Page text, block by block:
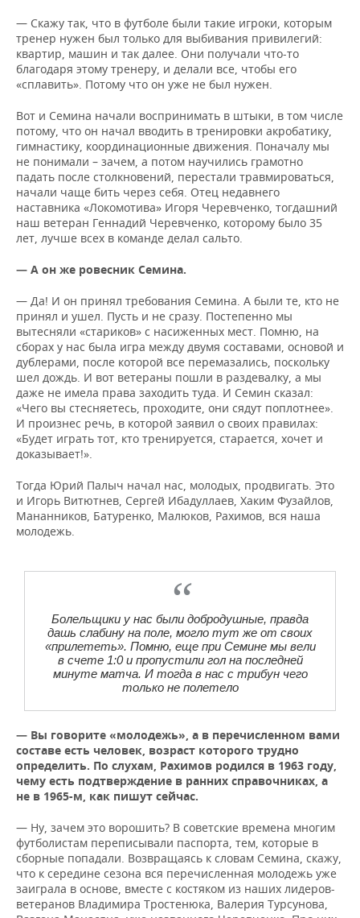
— Скажу так, что в футболе были такие игроки, которым
тренер нужен был только для выбивания привилегий:
квартир, машин и так далее. Они получали что-то
благодаря этому тренеру, и делали все, чтобы его
«сплавить». Потому что он уже не был нужен.
Вот и Семина начали воспринимать в штыки, в том числе
потому, что он начал вводить в тренировки акробатику,
гимнастику, координационные движения. Поначалу мы
не понимали – зачем, а потом научились грамотно
падать после столкновений, перестали травмироваться,
начали чаще бить через себя. Отец недавнего
наставника «Локомотива» Игоря Черевченко, тогдашний
наш ветеран Геннадий Черевченко, которому было 35
лет, лучше всех в команде делал сальто.
— А он же ровесник Семина.
— Да! И он принял требования Семина. А были те, кто не
принял и ушел. Пусть и не сразу. Постепенно мы
вытесняли «стариков» с насиженных мест. Помню, на
сборах у нас была игра между двумя составами, основой и
дублерами, после которой все перемазались, поскольку
шел дождь. И вот ветераны пошли в раздевалку, а мы
даже не имела права заходить туда. И Семин сказал:
«Чего вы стесняетесь, проходите, они сядут поплотнее».
И произнес речь, в которой заявил о своих правилах:
«Будет играть тот, кто тренируется, старается, хочет и
доказывает!».
Тогда Юрий Палыч начал нас, молодых, продвигать. Это
и Игорь Витютнев, Сергей Ибадуллаев, Хаким Фузайлов,
Мананников, Батуренко, Малюков, Рахимов, вся наша
молодежь.
Болельщики у нас были добродушные, правда
дашь слабину на поле, могло тут же от своих
«прилететь». Помню, еще при Семине мы вели
в счете 1:0 и пропустили гол на последней
минуте матча. И тогда в нас с трибун чего
только не полетело
— Вы говорите «молодежь», а в перечисленном вами
составе есть человек, возраст которого трудно
определить. По слухам, Рахимов родился в 1963 году,
чему есть подтверждение в ранних справочниках, а
не в 1965-м, как пишут сейчас.
— Ну, зачем это ворошить? В советские времена многим
футболистам переписывали паспорта, тем, которые в
сборные попадали. Возвращаясь к словам Семина, скажу,
что к середине сезона вся перечисленная молодежь уже
заиграла в основе, вместе с костяком из наших лидеров-
ветеранов Владимира Тростенюка, Валерия Турсунова,